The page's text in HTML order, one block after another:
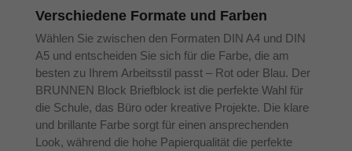
Verschiedene Formate und Farben
Wählen Sie zwischen den Formaten DIN A4 und DIN
A5 und entscheiden Sie sich für die Farbe, die am
besten zu Ihrem Arbeitsstil passt – Rot oder Blau. Der
BRUNNEN Block Briefblock ist die perfekte Wahl für
die Schule, das Büro oder kreative Projekte. Die klare
und brillante Farbe sorgt für einen ansprechenden
Look, während die hohe Papierqualität die perfekte